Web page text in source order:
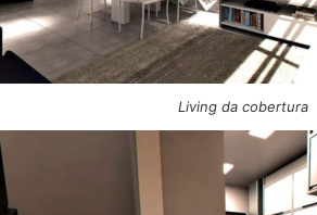
Living da cobertura